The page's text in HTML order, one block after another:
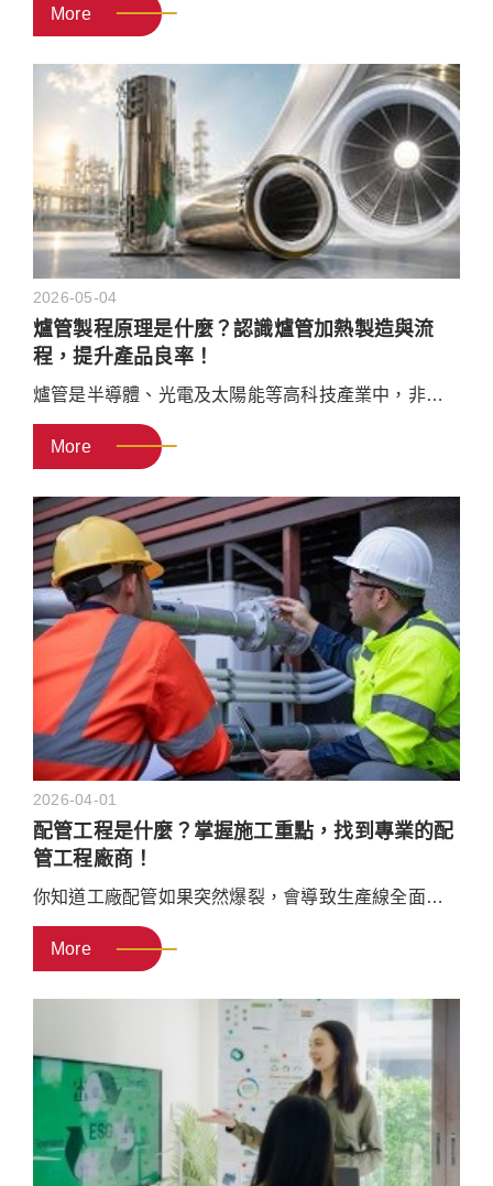
燥技術、高潔淨防污染設計及現場異常排除方法。選
圓良率，為您的產線打造高效穩定的乾燥製程。
More
2026-05-04
爐管製程原理是什麼？認識爐管加熱製造與流
程，提升產品良率！
爐管是半導體、光電及太陽能等高科技產業中，非常
重要的設備之一，晶圓或基板的許多關鍵步驟，都必
須在爐管內加熱製造才能進行。本文將介紹爐管設備
的運作原理、不同材質的特性、常見的爐管製程應
用，以及在維修與污染控制上的重點，幫助技術與研
發人員優化製程，提升產品良率。
More
2026-04-01
配管工程是什麼？掌握施工重點，找到專業的配
管工程廠商！
你知道工廠配管如果突然爆裂，會導致生產線全面停
機，一天的損失高達數十萬元嗎？又或者是建築物給
排水系統漏水不斷，消防管路在最後驗收時屢次被退
件？都是因為配管工程的細節處理不夠嚴謹所造成
的。本文將帶你了解配管工程的常見類型、施工注意
事項，以及如何挑選具備專業能力的配管工程廠商，
幫助企業提早預防潛在的作業風險
More